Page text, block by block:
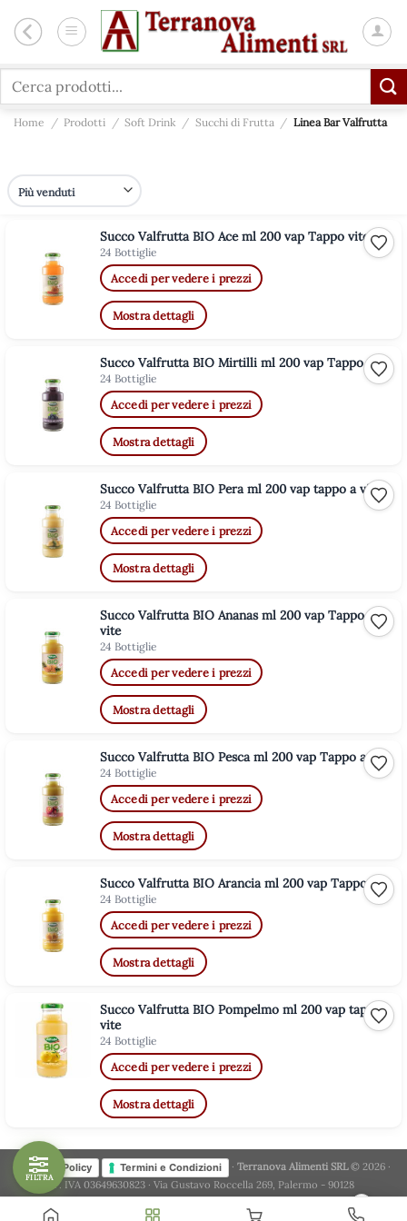
Cerca:
Home / Prodotti / Soft Drink / Succhi di Frutta / Linea Bar Valfrutta
FILTRA
Succo Valfrutta BIO Ace ml 200 vap Tappo vite
24 Bottiglie
Accedi per vedere i prezzi
Mostra dettagli
Succo Valfrutta BIO Mirtilli ml 200 vap Tappo vite
24 Bottiglie
Accedi per vedere i prezzi
Mostra dettagli
Succo Valfrutta BIO Pera ml 200 vap tappo a vite
24 Bottiglie
Accedi per vedere i prezzi
Mostra dettagli
Succo Valfrutta BIO Ananas ml 200 vap Tappo a
vite
24 Bottiglie
Accedi per vedere i prezzi
Mostra dettagli
Succo Valfrutta BIO Pesca ml 200 vap Tappo a vite
24 Bottiglie
Accedi per vedere i prezzi
Mostra dettagli
Succo Valfrutta BIO Arancia ml 200 vap Tappo vite
24 Bottiglie
Accedi per vedere i prezzi
Mostra dettagli
Succo Valfrutta BIO Pompelmo ml 200 vap tappo a
vite
24 Bottiglie
Accedi per vedere i prezzi
Mostra dettagli
Privacy Policy Termini e Condizioni · Terranova Alimenti SRL© 2026 ·
P. IVA 03649630823 · Via Gustavo Roccella 269, Palermo - 90128
×